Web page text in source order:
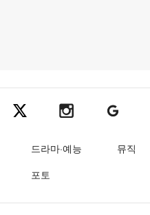
페이스북
텐아시아 엑스텐아시아 인스타그램
텐아시아
드라마·예능
뮤직
포토